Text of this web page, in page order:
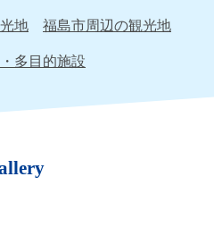
地
福島市周辺の観光地
多目的施設